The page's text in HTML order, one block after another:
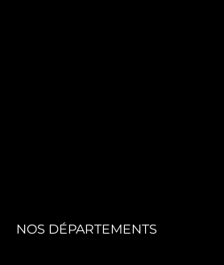
NOS DÉPARTEMENTS